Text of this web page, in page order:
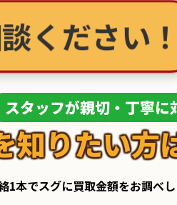
ください！
スタッフが親切・丁寧に
知りたい方
1本でスグに買取金額をお調べし